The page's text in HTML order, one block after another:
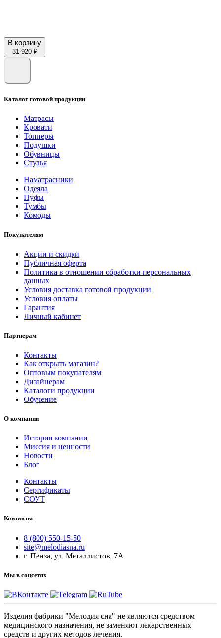
В корзину
31 920 ₽
Каталог готовой продукции
Матрасы
Кровати
Топперы
Подушки
Обувницы
Стулья
Наматрасники
Одеяла
Пуфы
Тумбы
Комоды
Покупателям
Акции и скидки
Публичная оферта
Политика в отношении обработки персональных
данных
Условия доставка готовой продукции
Условия оплаты
Гарантия
Личный кабинет
Партнерам
Контакты
Как открыть магазин?
Оптовым покупателям
Дизайнерам
Каталоги продукции
Обучение
О компании
История компании
Миссия и ценности
Новости
Блог
Контакты
Сертификаты
СОУТ
Контакты
8 (800) 550-15-50
site@melodiasna.ru
г. Пенза, ул. Металлистов, 7А
Мы в соцсетях
Изделия фабрики "Мелодия сна" не являются средством
медицинского назначения, не заменяют лекарственных
средств и других методов лечения.